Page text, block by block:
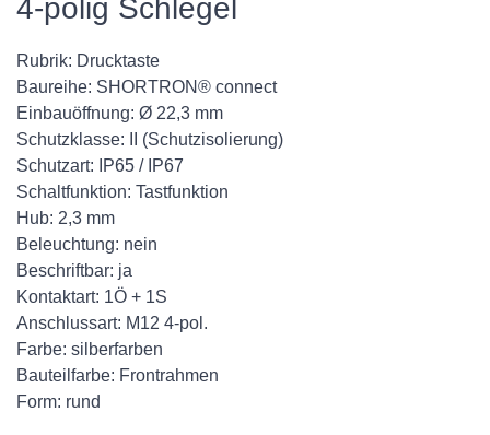
4-polig Schlegel
Rubrik: Drucktaste
Baureihe: SHORTRON® connect
Einbauöffnung: Ø 22,3 mm
Schutzklasse: II (Schutzisolierung)
Schutzart: IP65 / IP67
Schaltfunktion: Tastfunktion
Hub: 2,3 mm
Beleuchtung: nein
Beschriftbar: ja
Kontaktart: 1Ö + 1S
Anschlussart: M12 4-pol.
Farbe: silberfarben
Bauteilfarbe: Frontrahmen
Form: rund